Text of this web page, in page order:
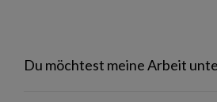
Du möchtest meine Arbeit